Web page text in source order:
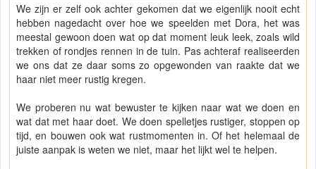
We zijn er zelf ook achter gekomen dat we eigenlijk nooit echt
hebben nagedacht over hoe we speelden met Dora, het was
meestal gewoon doen wat op dat moment leuk leek, zoals wild
trekken of rondjes rennen in de tuin. Pas achteraf realiseerden
we ons dat ze daar soms zo opgewonden van raakte dat we
haar niet meer rustig kregen.
We proberen nu wat bewuster te kijken naar wat we doen en
wat dat met haar doet. We doen spelletjes rustiger, stoppen op
tijd, en bouwen ook wat rustmomenten in. Of het helemaal de
juiste aanpak is weten we niet, maar het lijkt wel te helpen.